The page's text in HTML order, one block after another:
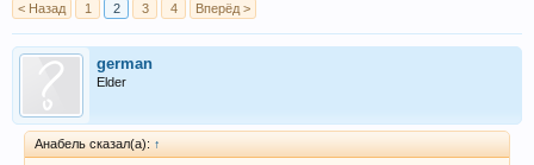
< Назад 1 2 3 4 Вперёд >
german
Elder
Анабель сказал(а): ↑